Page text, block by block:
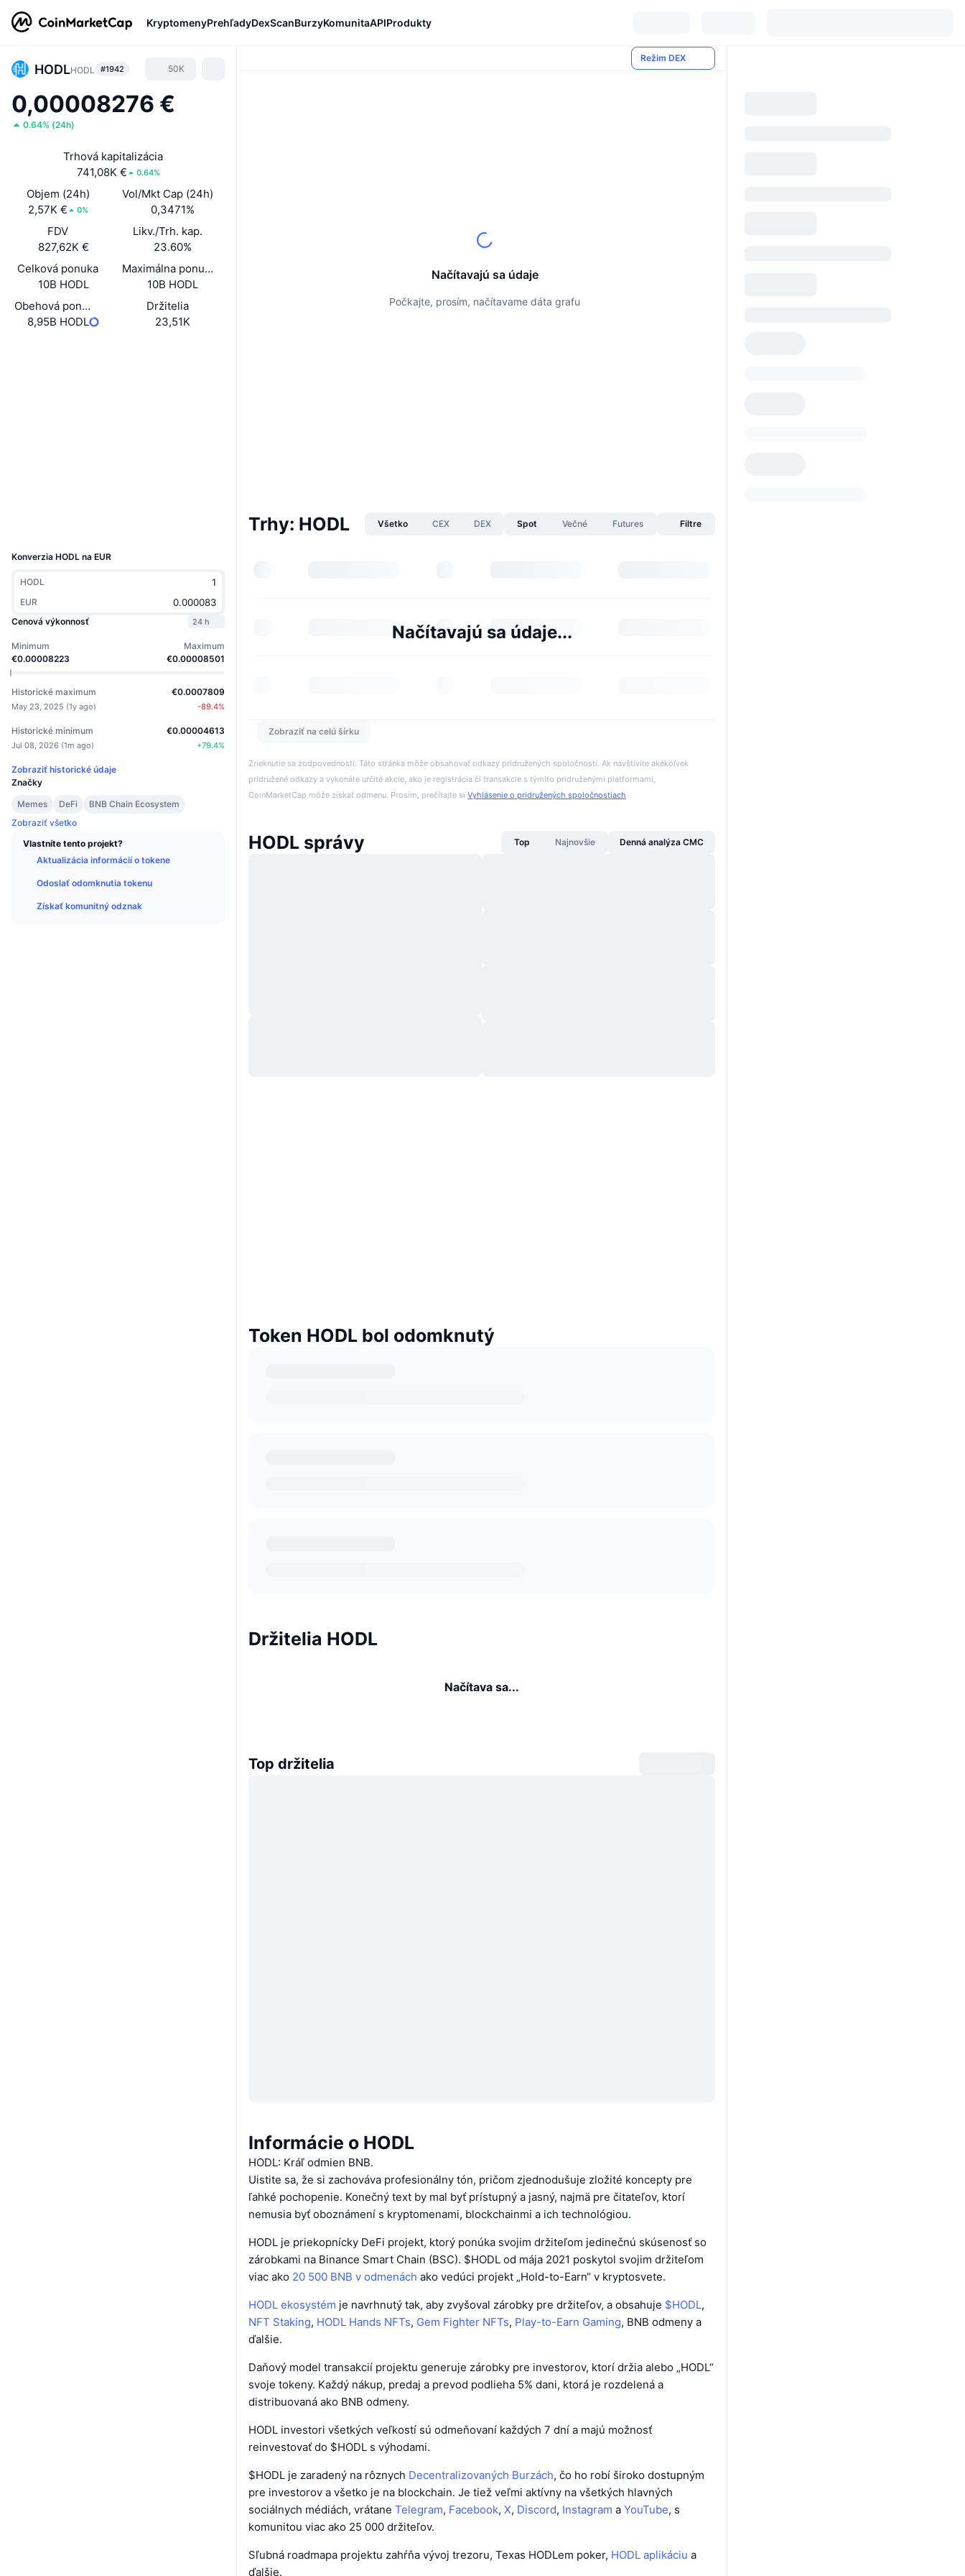
KryptomenyPrehľadyDexScanBurzyKomunitaAPIProdukty
HODLHODL #1942 50K
0,00008276 €
0.64% (24h)
Trhová kapitalizácia
741,08K €
0.64%
Objem (24h)
2,57K €
0%
Vol/Mkt Cap (24h)
0,3471%
FDV
827,62K €
Likv./Trh. kap.
23.60%
Celková ponuka
10B HODL
Maximálna ponuka
10B HODL
Obehová ponuka
8,95B HODL
Držitelia
23,51K
Konverzia HODL na EUR
HODL
EUR
Cenová výkonnosť
24 h
Minimum
€0.00008223
Maximum
€0.00008501
Historické maximum
May 23, 2025 (1y ago)
€0.0007809
-89.4%
Historické minimum
Jul 08, 2026 (1m ago)
€0.00004613
+79.4%
Zobraziť historické údaje
Značky
Memes
DeFi
BNB Chain Ecosystem
Zobraziť všetko
Vlastníte tento projekt?
Aktualizácia informácií o tokene
Odoslať odomknutia tokenu
Získať komunitný odznak
Režim DEX
Načítavajú sa údaje
Počkajte, prosím, načítavame dáta grafu
Trhy: HODL Všetko CEX DEX Spot Večné Futures Filtre
Načítavajú sa údaje...
Zobraziť na celú šírku
Zrieknutie sa zodpovednosti: Táto stránka môže obsahovať odkazy pridružených spoločností. Ak navštívite akékoľvek
pridružené odkazy a vykonáte určité akcie, ako je registrácia či transakcie s týmito pridruženými platformami,
CoinMarketCap môže získať odmenu. Prosím, prečítajte si Vyhlásenie o pridružených spoločnostiach.
HODL správy Top Najnovšie Denná analýza CMC
Token HODL bol odomknutý
Držitelia HODL
Načítava sa...
Top držitelia
Informácie o HODL
HODL: Kráľ odmien BNB.
Uistite sa, že si zachováva profesionálny tón, pričom zjednodušuje zložité koncepty pre
ľahké pochopenie. Konečný text by mal byť prístupný a jasný, najmä pre čitateľov, ktorí
nemusia byť oboznámení s kryptomenami, blockchainmi a ich technológiou.
HODL je priekopnícky DeFi projekt, ktorý ponúka svojim držiteľom jedinečnú skúsenosť so
zárobkami na Binance Smart Chain (BSC). $HODL od mája 2021 poskytol svojim držiteľom
viac ako 20 500 BNB v odmenách ako vedúci projekt „Hold-to-Earn“ v kryptosvete.
HODL ekosystém je navrhnutý tak, aby zvyšoval zárobky pre držiteľov, a obsahuje $HODL,
NFT Staking, HODL Hands NFTs, Gem Fighter NFTs, Play-to-Earn Gaming, BNB odmeny a
ďalšie.
Daňový model transakcií projektu generuje zárobky pre investorov, ktorí držia alebo „HODL“
svoje tokeny. Každý nákup, predaj a prevod podlieha 5% dani, ktorá je rozdelená a
distribuovaná ako BNB odmeny.
HODL investori všetkých veľkostí sú odmeňovaní každých 7 dní a majú možnosť
reinvestovať do $HODL s výhodami.
$HODL je zaradený na rôznych Decentralizovaných Burzách, čo ho robí široko dostupným
pre investorov a všetko je na blockchain. Je tiež veľmi aktívny na všetkých hlavných
sociálnych médiách, vrátane Telegram, Facebook, X, Discord, Instagram a YouTube, s
komunitou viac ako 25 000 držiteľov.
Sľubná roadmapa projektu zahŕňa vývoj trezoru, Texas HODLem poker, HODL aplikáciu a
ďalšie.